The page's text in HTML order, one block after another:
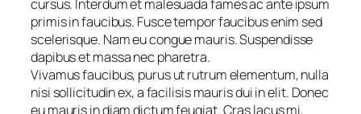
cursus. Interdum et malesuada fames ac ante ipsum
primis in faucibus. Fusce tempor faucibus enim sed
scelerisque. Nam eu congue mauris. Suspendisse
dapibus et massa nec pharetra.
Vivamus faucibus, purus ut rutrum elementum, nulla
nisi sollicitudin ex, a facilisis mauris dui in elit. Donec
eu mauris in diam dictum feugiat. Cras lacus mi,